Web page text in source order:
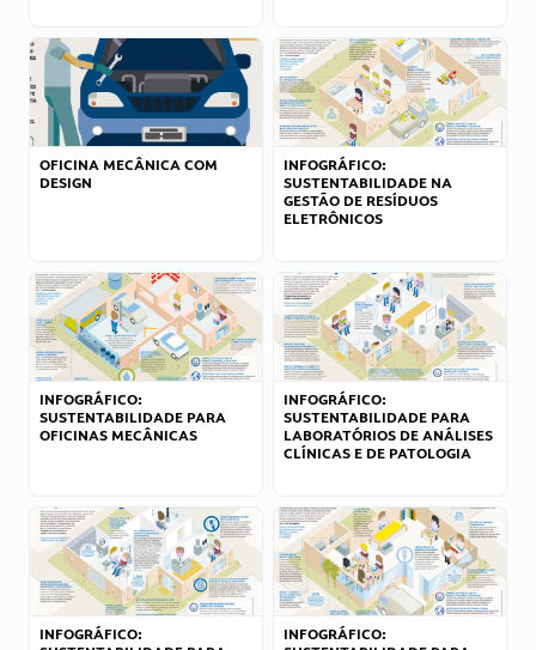
OFICINA MECÂNICA COM
DESIGN
INFOGRÁFICO:
SUSTENTABILIDADE NA
GESTÃO DE RESÍDUOS
ELETRÔNICOS
INFOGRÁFICO:
SUSTENTABILIDADE PARA
OFICINAS MECÂNICAS
INFOGRÁFICO:
SUSTENTABILIDADE PARA
LABORATÓRIOS DE ANÁLISES
CLÍNICAS E DE PATOLOGIA
INFOGRÁFICO:
INFOGRÁFICO: